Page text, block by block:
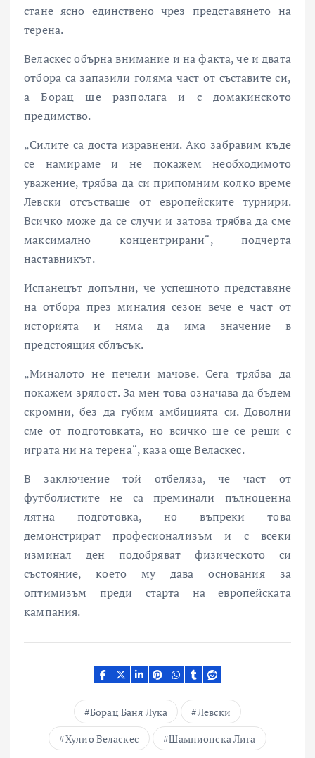
стане ясно единствено чрез представянето на
терена.
Веласкес обърна внимание и на факта, че и двата
отбора са запазили голяма част от съставите си,
а Борац ще разполага и с домакинското
предимство.
„Силите са доста изравнени. Ако забравим къде
се намираме и не покажем необходимото
уважение, трябва да си припомним колко време
Левски отсъстваше от европейските турнири.
Всичко може да се случи и затова трябва да сме
максимално концентрирани“, подчерта
наставникът.
Испанецът допълни, че успешното представяне
на отбора през миналия сезон вече е част от
историята и няма да има значение в
предстоящия сблъсък.
„Миналото не печели мачове. Сега трябва да
покажем зрялост. За мен това означава да бъдем
скромни, без да губим амбицията си. Доволни
сме от подготовката, но всичко ще се реши с
играта ни на терена“, каза още Веласкес.
В заключение той отбеляза, че част от
футболистите не са преминали пълноценна
лятна подготовка, но въпреки това
демонстрират професионализъм и с всеки
изминал ден подобряват физическото си
състояние, което му дава основания за
оптимизъм преди старта на европейската
кампания.
Борац Баня Лука
Левски
Хулио Веласкес
Шампионска Лига